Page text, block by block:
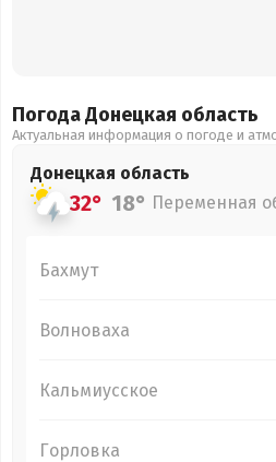
Погода Донецкая область
Актуальная информация о погоде и
Донецкая область
32° 18° Переменная
Бахмут
Волноваха
Кальмиусское
Горловка